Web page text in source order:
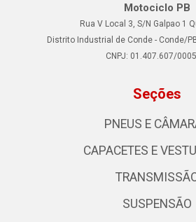
Motociclo PB
Rua V Local 3, S/N Galpao 1
Distrito Industrial de Conde - Conde/
CNPJ: 01.407.607/
Seções
PNEUS E
CAPACETES E
SUSPENSÃO